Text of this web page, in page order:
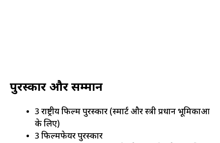
पुरस्कार और सम्मान
3 राष्ट्रीय फिल्म पुरस्कार (स्मार्ट और स्त्री प्रधान भूमिकाओं
के लिए)
3 फिल्मफेयर पुरस्कार